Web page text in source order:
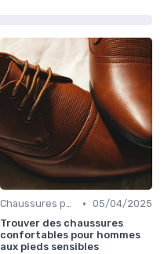
Chaussures pour Pieds Sensibles • 05/04/2025
Trouver des chaussures
confortables pour hommes
aux pieds sensibles